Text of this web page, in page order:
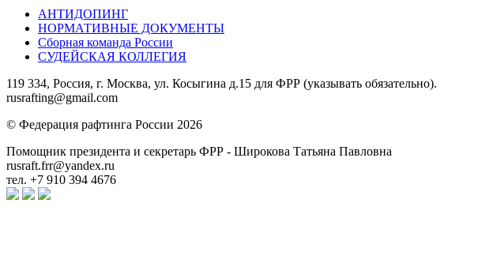
АНТИДОПИНГ
НОРМАТИВНЫЕ ДОКУМЕНТЫ
Сборная команда России
СУДЕЙСКАЯ КОЛЛЕГИЯ
119 334, Россия, г. Москва, ул. Косыгина д.15 для ФРР (указывать обязательно).
rusrafting@gmail.com
© Федерация рафтинга России 2026
Помощник президента и секретарь ФРР - Широкова Татьяна Павловна
rusraft.frr@yandex.ru
тел. +7 910 394 4676